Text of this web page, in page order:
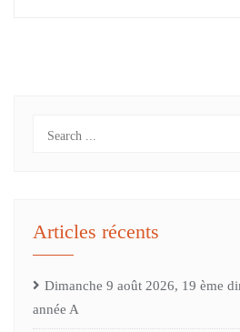
Articles récents
Dimanche 9 août 2026, 19 ème
année A